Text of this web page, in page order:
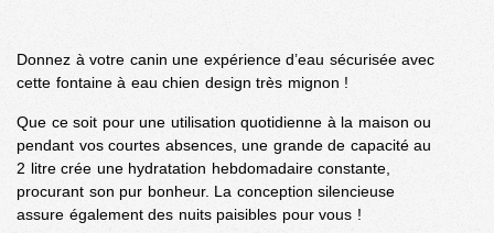
Donnez à votre canin une expérience d’eau sécurisée avec
cette fontaine à eau chien design très mignon !
Que ce soit pour une utilisation quotidienne à la maison ou
pendant vos courtes absences, une grande de capacité au
2 litre crée une hydratation hebdomadaire constante,
procurant son pur bonheur. La conception silencieuse
assure également des nuits paisibles pour vous !